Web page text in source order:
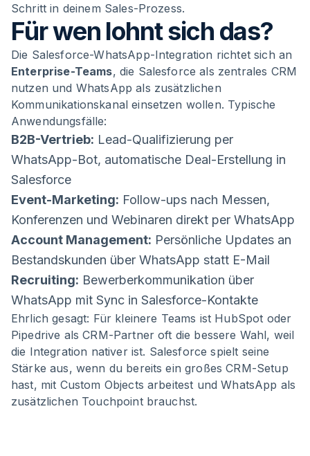
Schritt in deinem Sales-Prozess.
Für wen lohnt sich das?
Die Salesforce-WhatsApp-Integration richtet sich an
Enterprise-Teams, die Salesforce als zentrales CRM
nutzen und WhatsApp als zusätzlichen
Kommunikationskanal einsetzen wollen. Typische
Anwendungsfälle:
B2B-Vertrieb: Lead-Qualifizierung per
WhatsApp-Bot, automatische Deal-Erstellung in
Salesforce
Event-Marketing: Follow-ups nach Messen,
Konferenzen und Webinaren direkt per WhatsApp
Account Management: Persönliche Updates an
Bestandskunden über WhatsApp statt E-Mail
Recruiting: Bewerberkommunikation über
WhatsApp mit Sync in Salesforce-Kontakte
Ehrlich gesagt: Für kleinere Teams ist HubSpot oder
Pipedrive als CRM-Partner oft die bessere Wahl, weil
die Integration nativer ist. Salesforce spielt seine
Stärke aus, wenn du bereits ein großes CRM-Setup
hast, mit Custom Objects arbeitest und WhatsApp als
zusätzlichen Touchpoint brauchst.